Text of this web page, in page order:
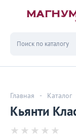
Главная - Каталог
Кьянти